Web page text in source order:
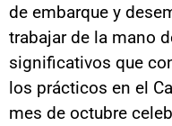
de embarque y
trabajar de la mano
significativos que
los prácticos en el
mes de octubre